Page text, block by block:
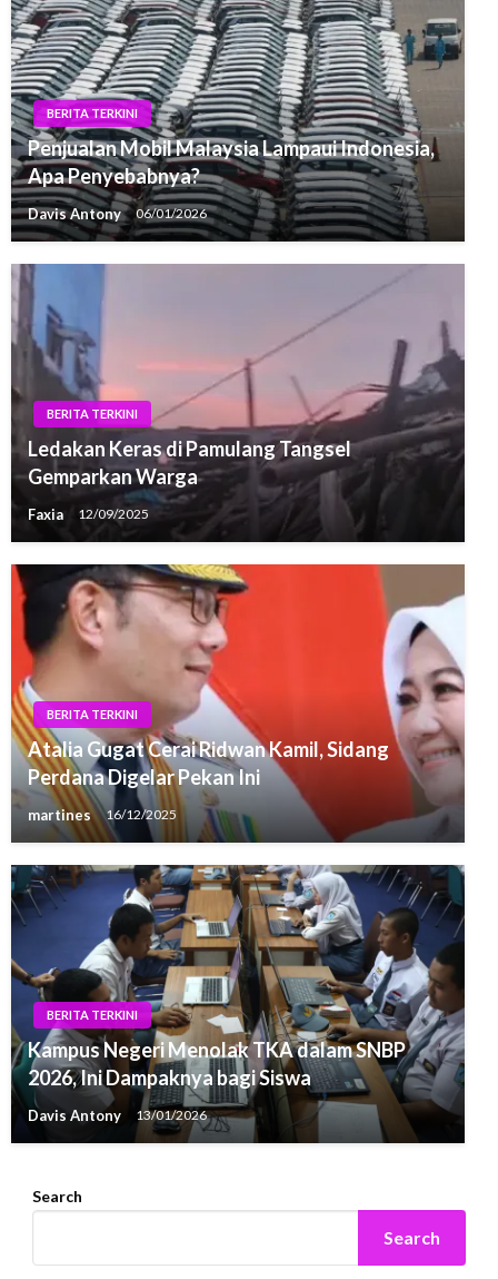
BERITA TERKINI
Penjualan Mobil Malaysia Lampaui Indonesia,
Apa Penyebabnya?
Davis Antony 06/01/2026
BERITA TERKINI
Ledakan Keras di Pamulang Tangsel
Gemparkan Warga
Faxia 12/09/2025
BERITA TERKINI
Atalia Gugat Cerai Ridwan Kamil, Sidang
Perdana Digelar Pekan Ini
martines 16/12/2025
BERITA TERKINI
Kampus Negeri Menolak TKA dalam SNBP
2026, Ini Dampaknya bagi Siswa
Davis Antony 13/01/2026
Search
Search